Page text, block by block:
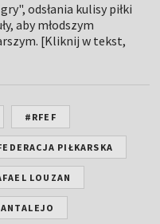
odsłania kulisy piłki
aby młodszym
[Kliknij w tekst,
#RFEF
PIŁKARSKA
LOUZAN